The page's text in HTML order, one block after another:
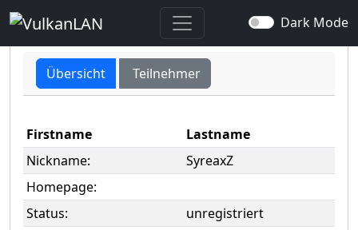
Dark Mode
user -> SyreaxZ
Übersicht Teilnehmer
Firstname
Lastname
Nickname:
SyreaxZ
Homepage:
Status:
unregistriert